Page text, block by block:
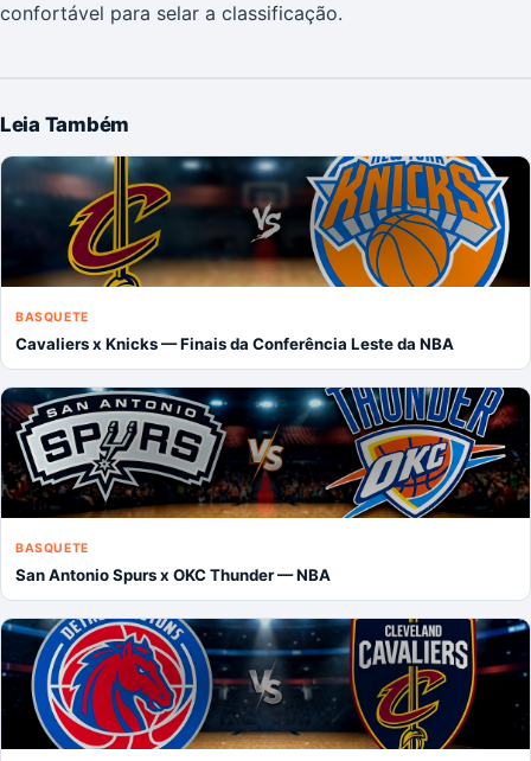
confortável para selar a classificação.
Leia Também
BASQUETE
Cavaliers x Knicks — Finais da Conferência Leste da NBA
BASQUETE
San Antonio Spurs x OKC Thunder — NBA